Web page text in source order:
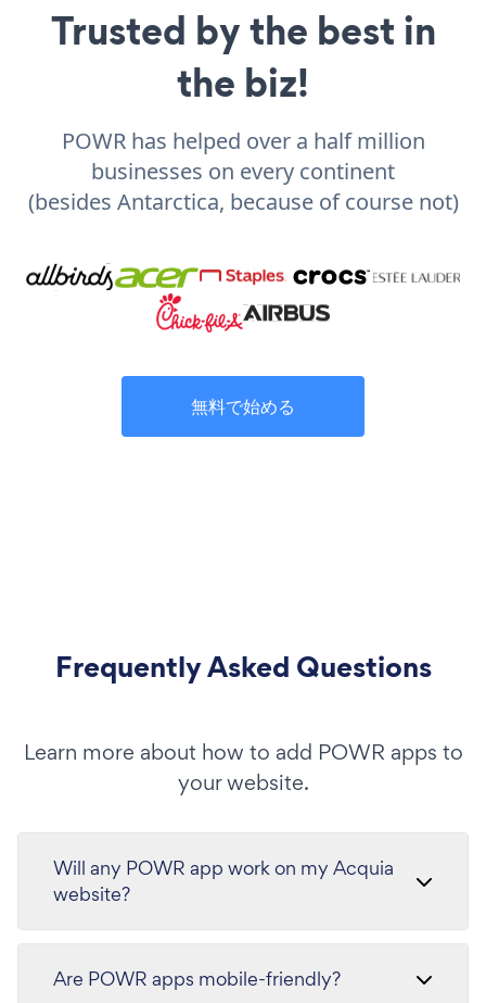
Trusted by the best in
the biz!
POWR has helped over a half million
businesses on every continent
(besides Antarctica, because of course not)
無料で始める
Frequently Asked Questions
Learn more about how to add POWR apps to
your website.
Will any POWR app work on my Acquia
website?
Are POWR apps mobile-friendly?